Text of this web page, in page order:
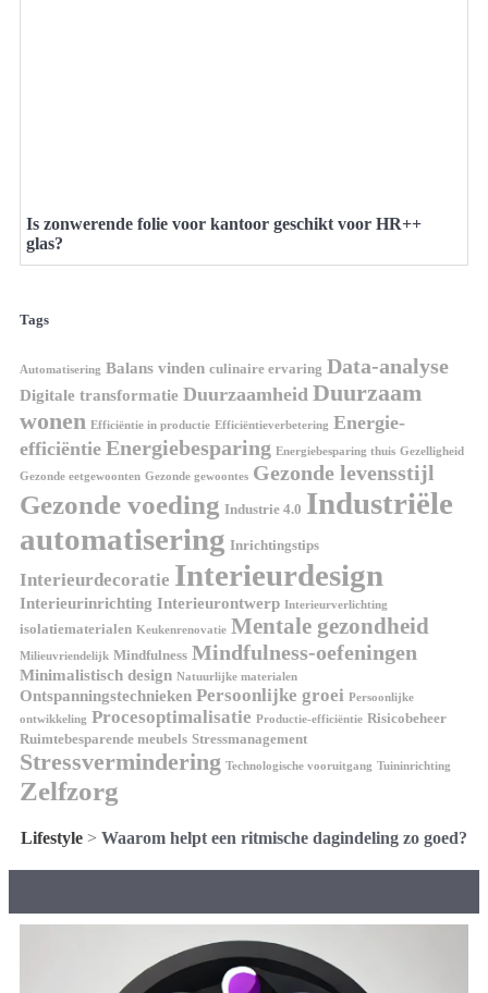
Is zonwerende folie voor kantoor geschikt voor HR++
glas?
Tags
Automatisering Balans vinden culinaire ervaring Data-analyse
Digitale transformatie Duurzaamheid Duurzaam
wonen Efficiëntie in productie Efficiëntieverbetering Energie-
efficiëntie Energiebesparing Energiebesparing thuis Gezelligheid
Gezonde eetgewoonten Gezonde gewoontes Gezonde levensstijl
Gezonde voeding Industrie 4.0 Industriële
automatisering Inrichtingstips
Interieurdecoratie Interieurdesign
Interieurinrichting Interieurontwerp Interieurverlichting
isolatiematerialen Keukenrenovatie Mentale gezondheid
Milieuvriendelijk Mindfulness Mindfulness-oefeningen
Minimalistisch design Natuurlijke materialen
Ontspanningstechnieken Persoonlijke groei Persoonlijke
ontwikkeling Procesoptimalisatie Productie-efficiëntie Risicobeheer
Ruimtebesparende meubels Stressmanagement
Stressvermindering Technologische vooruitgang Tuininrichting
Zelfzorg
Lifestyle > Waarom helpt een ritmische dagindeling zo goed?